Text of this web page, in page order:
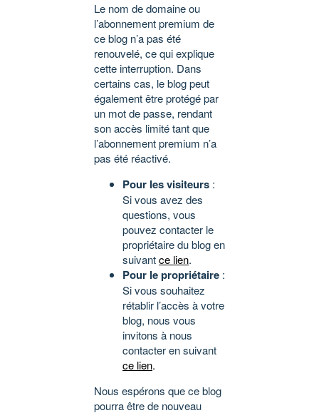
Le nom de domaine ou
l’abonnement premium de
ce blog n’a pas été
renouvelé, ce qui explique
cette interruption. Dans
certains cas, le blog peut
également être protégé par
un mot de passe, rendant
son accès limité tant que
l’abonnement premium n’a
pas été réactivé.
Pour les visiteurs :
Si vous avez des
questions, vous
pouvez contacter le
propriétaire du blog en
suivantce lien.
Pour le propriétaire :
Si vous souhaitez
rétablir l’accès à votre
blog, nous vous
invitons à nous
contacter en suivant
ce lien.
Nous espérons que ce blog
pourra être de nouveau